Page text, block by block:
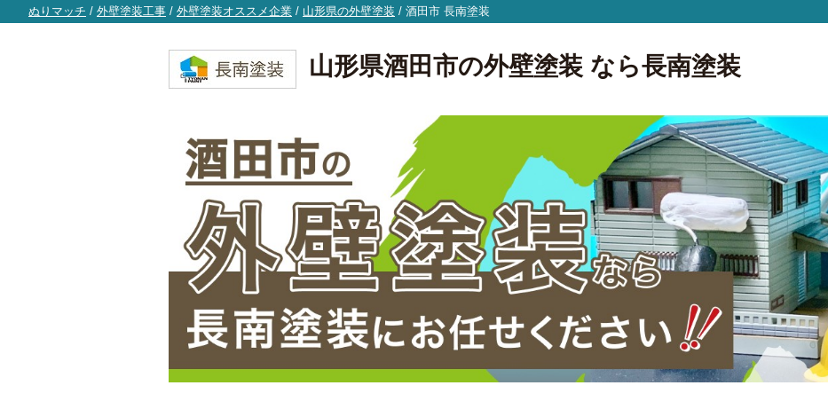
ぬりマッチ / 外壁塗装工事 / 外壁塗装オススメ企業 / 山形県の外壁塗装 / 酒田市 長南塗装
山形県酒田市の外壁塗装 なら長南塗装